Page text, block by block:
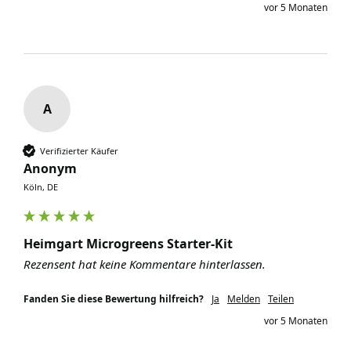
vor 5 Monaten
A
Verifizierter Käufer
Anonym
Köln, DE
Heimgart Microgreens Starter-Kit
Rezensent hat keine Kommentare hinterlassen.
Fanden Sie diese Bewertung hilfreich? Ja Melden Teilen
vor 5 Monaten